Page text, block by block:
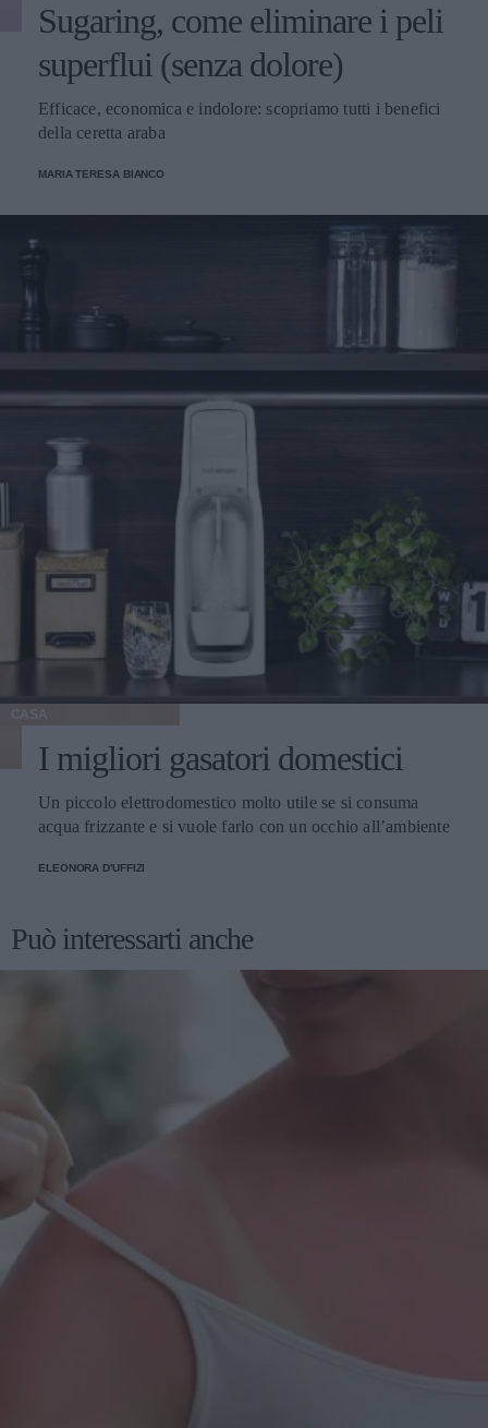
Sugaring, come eliminare i peli
superflui (senza dolore)
Efficace, economica e indolore: scopriamo tutti i benefici
della ceretta araba
MARIA TERESA BIANCO
I migliori gasatori domestici
Un piccolo elettrodomestico molto utile se si consuma
acqua frizzante e si vuole farlo con un occhio all’ambiente
ELEONORA D'UFFIZI
Può interessarti anche